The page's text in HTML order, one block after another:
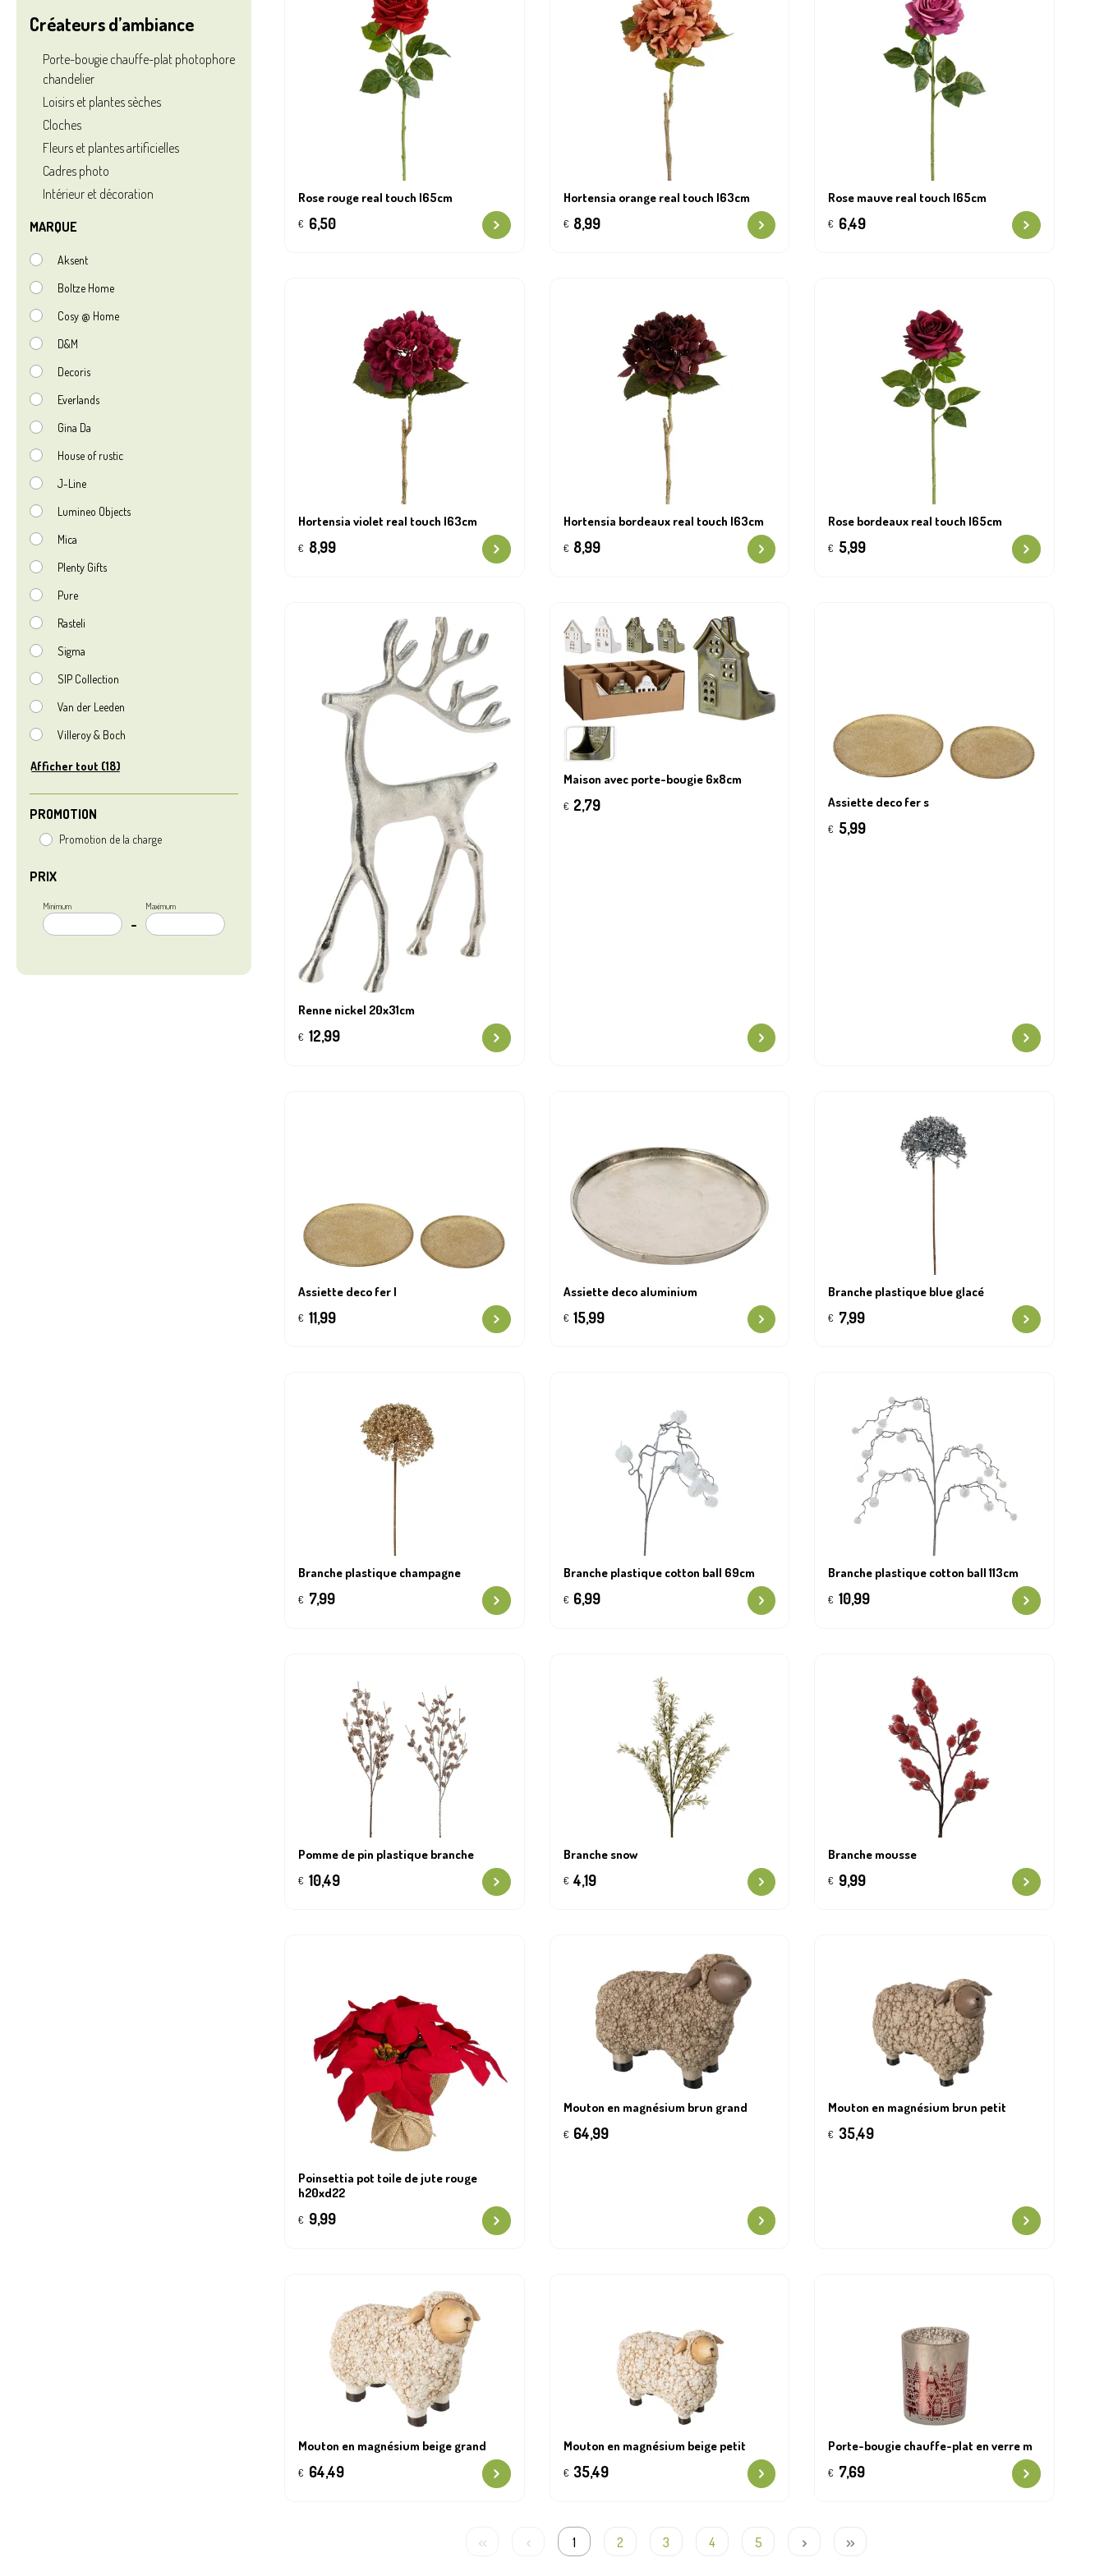
Tapis Ecocheques Accessoires de culture
Créateurs d’ambiance
Porte-bougie chauffe-plat photophore
chandelier
Loisirs et plantes sèches
Cloches
Fleurs et plantes artificielles
Cadres photo
Intérieur et décoration
MARQUE
Aksent
Boltze Home
Cosy @ Home
D&M
Decoris
Everlands
Gina Da
House of rustic
J-Line
Lumineo Objects
Mica
Plenty Gifts
Pure
Rasteli
Sigma
S|P Collection
Van der Leeden
Villeroy & Boch
Afficher tout (18)
PROMOTION
Promotion de la charge
PRIX
Minimum
–
Maximum
Rose rouge real touch l65cm
€ 6,50
Hortensia orange real touch l63cm
€ 8,99
Rose mauve real touch l65cm
€ 6,49
Hortensia violet real touch l63cm
€ 8,99
Hortensia bordeaux real touch l63cm
€ 8,99
Rose bordeaux real touch l65cm
€ 5,99
Renne nickel 20x31cm
€ 12,99
Maison avec porte-bougie 6x8cm
€ 2,79 Assiette deco fer s
€ 5,99
Assiette deco fer l
€ 11,99
Assiette deco aluminium
€ 15,99
Branche plastique blue glacé
€ 7,99
Branche plastique champagne
€ 7,99
Branche plastique cotton ball 69cm
€ 6,99
Branche plastique cotton ball 113cm
€ 10,99
Pomme de pin plastique branche
€ 10,49
Branche snow
€ 4,19
Branche mousse
€ 9,99
Poinsettia pot toile de jute rouge
h20xd22
€ 9,99
Mouton en magnésium brun grand
€ 64,99
Mouton en magnésium brun petit
€ 35,49
Mouton en magnésium beige grand
€ 64,49
Mouton en magnésium beige petit
€ 35,49
Porte-bougie chauffe-plat en verre m
€ 7,69
1 2 3 4 5